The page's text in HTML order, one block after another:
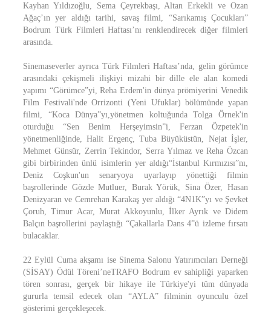
Kayhan Yıldızoğlu, Sema Çeyrekbaşı, Altan Erkekli ve Ozan
Ağaç’ın yer aldığı tarihi, savaş filmi, “Sarıkamış Çocukları”
Bodrum Türk Filmleri Haftası’nı renklendirecek diğer filmleri
arasında.
Sinemaseverler ayrıca Türk Filmleri Haftası’nda, gelin görümce
arasındaki çekişmeli ilişkiyi mizahi bir dille ele alan komedi
yapımı “Görümce”yi, Reha Erdem'in dünya prömiyerini Venedik
Film Festivali'nde Orrizonti (Yeni Ufuklar) bölümünde yapan
filmi, “Koca Dünya”yı,yönetmen koltuğunda Tolga Örnek'in
oturduğu “Sen Benim Herşeyimsin”i, Ferzan Özpetek'in
yönetmenliğinde, Halit Ergenç, Tuba Büyüküstün, Nejat İşler,
Mehmet Günsür, Zerrin Tekindor, Serra Yılmaz ve Reha Özcan
gibi birbirinden ünlü isimlerin yer aldığı“İstanbul Kırmızısı”nı,
Deniz Coşkun'un senaryoya uyarlayıp yönettiği filmin
başrollerinde Gözde Mutluer, Burak Yörük, Sina Özer, Hasan
Denizyaran ve Cemrehan Karakaş yer aldığı “4N1K”yı ve Şevket
Çoruh, Timur Acar, Murat Akkoyunlu, İlker Ayrık ve Didem
Balçın başrollerini paylaştığı “Çakallarla Dans 4”ü izleme fırsatı
bulacaklar.
22 Eylül Cuma akşamı ise Sinema Salonu Yatırımcıları Derneği
(SİSAY) Ödül Töreni’neTRAFO Bodrum ev sahipliği yaparken
tören sonrası, gerçek bir hikaye ile Türkiye'yi tüm dünyada
gururla temsil edecek olan “AYLA” filminin oyunculu özel
gösterimi gerçekleşecek.